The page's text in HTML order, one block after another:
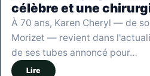
célèbre et une
À 70 ans, Karen Cheryl — de
Morizet — revient dans
de ses tubes annoncé pour…
Lire